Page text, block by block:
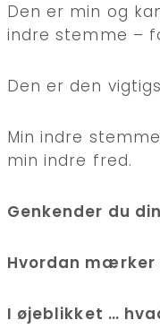
Den er min og
indre stemme –
Den er den
Min indre
min indre fred.
Genkender du
Hvordan mærker
I øjeblikket … h